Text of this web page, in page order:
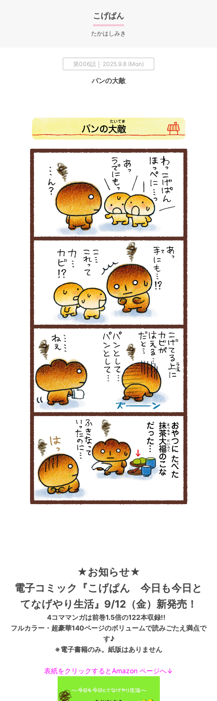
こげぱん
たかはしみき
第006話 │ 2025.9.8 (Mon)
パンの大敵
★お知らせ★
電子コミック『こげぱん 今日も今日と
てなげやり生活』9/12（金）新発売！
4コママンガは前巻1.5倍の122本収録!!
フルカラー・超豪華140ページのボリュームで読みごたえ満点で
す♪
※電子書籍のみ。紙版はありません
表紙をクリックするとAmazon ページへ↓